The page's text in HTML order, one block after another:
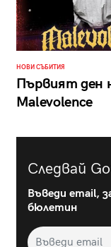
НОВИ СЪБИТИЯ
Първият ден
Malevolence
Следвай
Въведи email,
бюлетин